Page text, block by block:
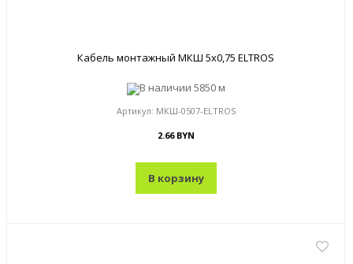
Кабель монтажный МКШ 5x0,75 ELTROS
В наличии 5850 м
Артикул: МКШ-0507-ELTROS
2.66 BYN
В корзину